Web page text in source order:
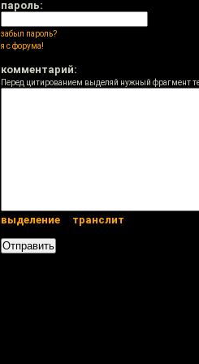
пароль:
забыл пароль?
я с форума!
комментарий:
Перед цитированием выделяй нужный фрагмент
выделение транслит